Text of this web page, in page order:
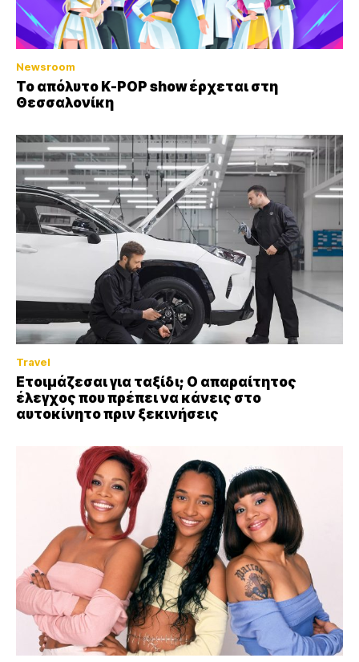
Newsroom
Το απόλυτο K-POP show έρχεται στη
Θεσσαλονίκη
Travel
Ετοιμάζεσαι για ταξίδι; Ο απαραίτητος
έλεγχος που πρέπει να κάνεις στο
αυτοκίνητο πριν ξεκινήσεις